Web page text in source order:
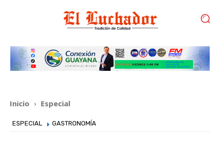
Inicio Especial
ESPECIAL GASTRONOMÍA